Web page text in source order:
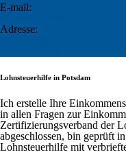
E-mail:
Adresse:
Lohnsteuerhilfe in Potsdam
Ich erstelle Ihre
in allen Fragen zur
Zertifizierungsverband der
abgeschlossen, bin geprüft
Lohnsteuerhilfe mit